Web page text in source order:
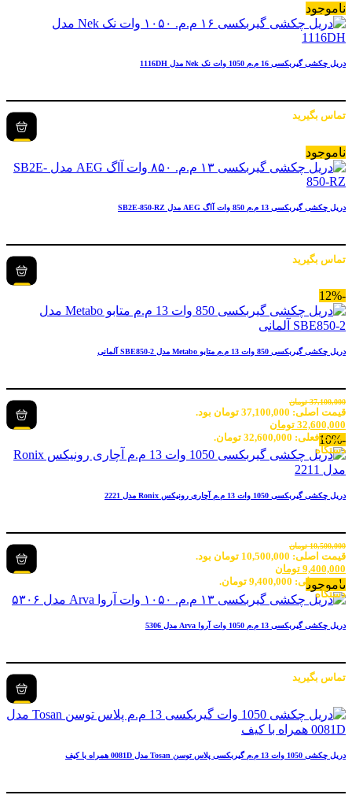
ناموجود
دریل چکشی گیربکسی 16 م.م 1050 وات نک Nek مدل 1116DH
تماس بگیرید
ناموجود
دریل چکشی گیربکسی 13 م.م 850 وات آاگ AEG مدل SB2E-850-RZ
تماس بگیرید
-12%
دریل چکشی گیربکسی 850 وات 13 م.م متابو Metabo مدل SBE850-2 آلمانی
37,100,000 تومان
قیمت اصلی: 37,100,000 تومان بود.
32,600,000 تومان
قیمت فعلی: 32,600,000 تومان.
دستگاه
-10%
دریل چکشی گیربکسی 1050 وات 13 م.م آچاری رونیکس Ronix مدل 2221
10,500,000 تومان
قیمت اصلی: 10,500,000 تومان بود.
9,400,000 تومان
قیمت فعلی: 9,400,000 تومان.
دستگاه
ناموجود
دریل چکشی گیربکسی 13 م.م 1050 وات آروا Arva مدل 5306
تماس بگیرید
دریل چکشی 1050 وات 13 م.م گیربکسی پلاس توسن Tosan مدل 0081D همراه با کیف